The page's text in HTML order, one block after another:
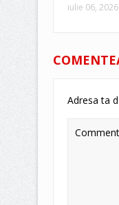
iulie 06, 2026
Adresa ta